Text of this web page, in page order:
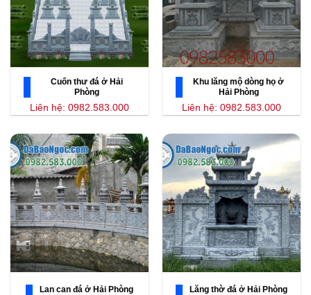
Cuốn thư đá ở Hải
Phòng
Liên hệ: 0982.583.000
Khu lăng mộ dòng họ ở
Hải Phòng
Liên hệ: 0982.583.000
Lan can đá ở Hải Phòng Lăng thờ đá ở Hải Phòng